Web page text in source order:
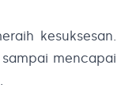
kesuksesan.
mencapai